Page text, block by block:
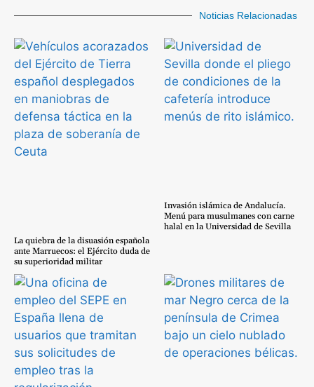
Noticias Relacionadas
La quiebra de la disuasión española
ante Marruecos: el Ejército duda de
su superioridad militar
Invasión islámica de Andalucía.
Menú para musulmanes con carne
halal en la Universidad de Sevilla